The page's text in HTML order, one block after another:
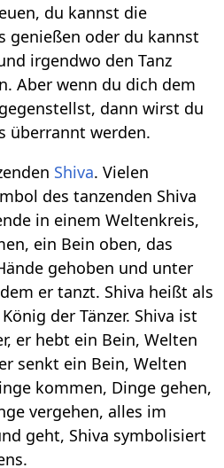
du kannst die
genießen oder du kannst
irgendwo den Tanz
Aber wenn du dich dem
dann wirst du
überrannt werden.
Shiva. Vielen
des tanzenden Shiva
in einem Weltenkreis,
ein Bein oben, das
gehoben und unter
er tanzt. Shiva heißt als
der Tänzer. Shiva ist
er hebt ein Bein, Welten
senkt ein Bein, Welten
kommen, Dinge gehen,
vergehen, alles im
geht, Shiva symbolisiert